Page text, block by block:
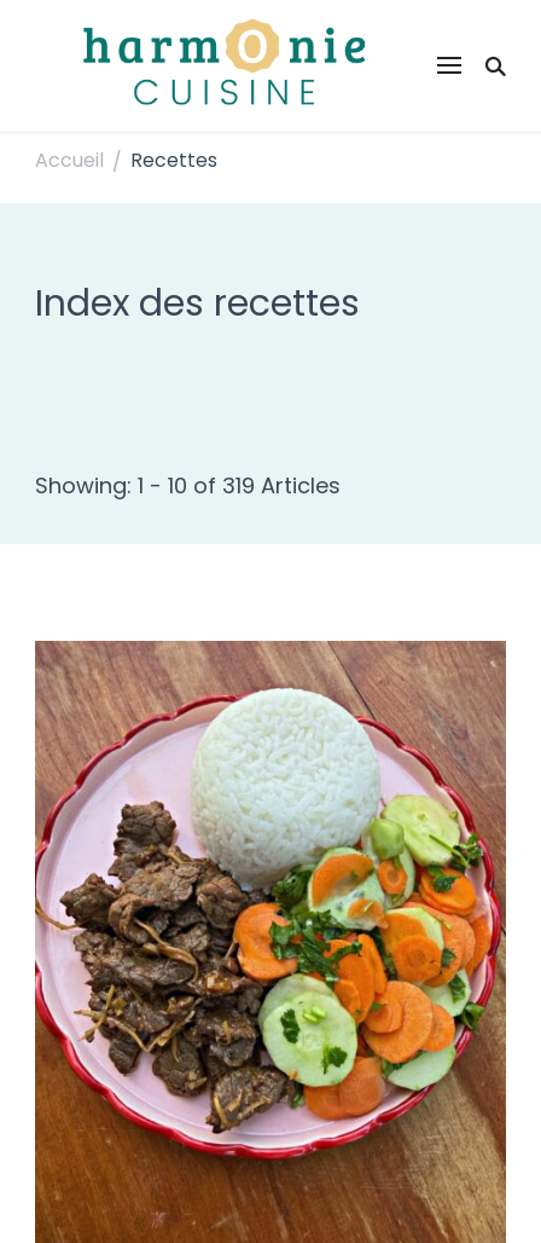
Harmonie Cuisine
Accueil / Recettes
Index des recettes
Showing: 1 - 10 of 319 Articles